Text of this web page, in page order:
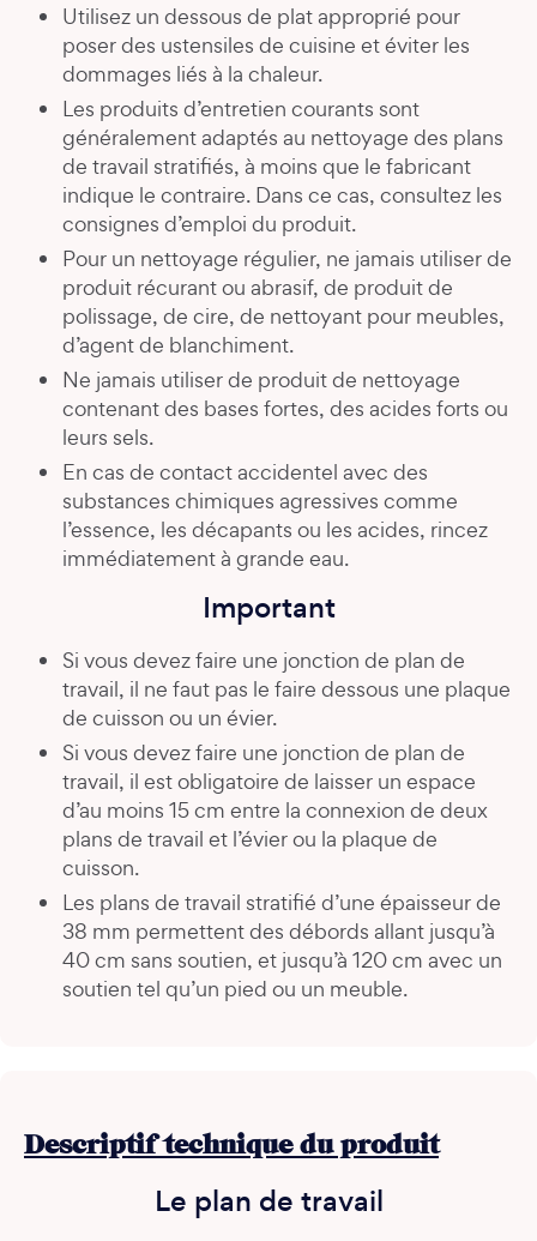
Utilisez un dessous de plat approprié pour
poser des ustensiles de cuisine et éviter les
dommages liés à la chaleur.
Les produits d’entretien courants sont
généralement adaptés au nettoyage des plans
de travail stratifiés, à moins que le fabricant
indique le contraire. Dans ce cas, consultez les
consignes d’emploi du produit.
Pour un nettoyage régulier, ne jamais utiliser de
produit récurant ou abrasif, de produit de
polissage, de cire, de nettoyant pour meubles,
d’agent de blanchiment.
Ne jamais utiliser de produit de nettoyage
contenant des bases fortes, des acides forts ou
leurs sels.
En cas de contact accidentel avec des
substances chimiques agressives comme
l’essence, les décapants ou les acides, rincez
immédiatement à grande eau.
Important
Si vous devez faire une jonction de plan de
travail, il ne faut pas le faire dessous une plaque
de cuisson ou un évier.
Si vous devez faire une jonction de plan de
travail, il est obligatoire de laisser un espace
d’au moins 15 cm entre la connexion de deux
plans de travail et l’évier ou la plaque de
cuisson.
Les plans de travail stratifié d’une épaisseur de
38 mm permettent des débords allant jusqu’à
40 cm sans soutien, et jusqu’à 120 cm avec un
soutien tel qu’un pied ou un meuble.
Descriptif technique du produit
Le plan de travail